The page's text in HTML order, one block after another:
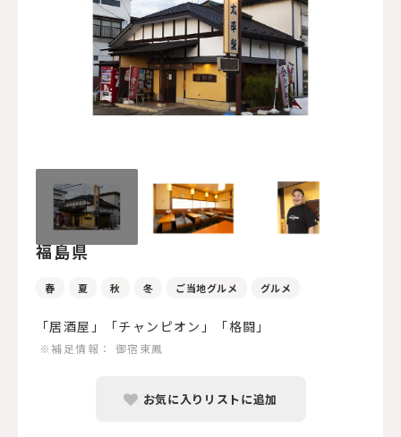
福島県
春 夏 秋 冬 ご当地グルメ グルメ
「居酒屋」「チャンピオン」「格闘」
※補足情報： 御宿東鳳
お気に入りリストに追加